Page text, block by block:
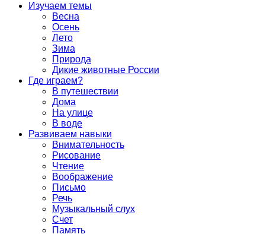
Изучаем темы
Весна
Осень
Лето
Зима
Природа
Дикие животные России
Где играем?
В путешествии
Дома
На улице
В воде
Развиваем навыки
Внимательность
Рисование
Чтение
Воображение
Письмо
Речь
Музыкальный слух
Счет
Память